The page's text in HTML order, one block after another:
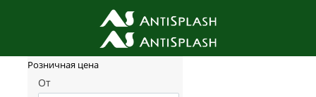
Фильтр товаров
Розничная цена
От